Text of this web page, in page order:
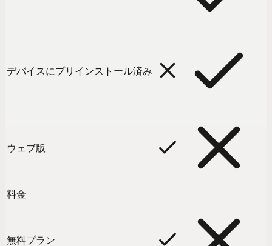
デバイスにプリインストール済み
ウェブ版
料金
無料プラン